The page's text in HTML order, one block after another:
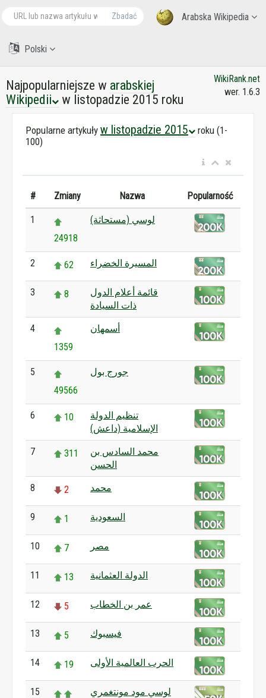
Arabska Wikipedia
Zbadać
Polski
Najpopularniejsze w arabskiej
Wikipedii
w listopadzie 2015 roku
WikiRank.net
wer. 1.6.3
Popularne artykuły w listopadzie 2015
roku (1-
100)
# Zmiany Nazwa Popularność
1
24918
لوسي (مستحاثة)
2 62 المسيرة الخضراء
3 8
قائمة أعلام الدول
ذات السيادة
4
1359
أسمهان
5
49566
جورج بول
6 10
تنظيم الدولة
الإسلامية (داعش)
7 311
محمد السادس بن
الحسن
8 2 محمد
9 1 السعودية
10 7 مصر
11 13 الدولة العثمانية
12 5 عمر بن الخطاب
13 5 فيسبوك
14 19 الحرب العالمية الأولى
15 لوسي مود مونتغمري